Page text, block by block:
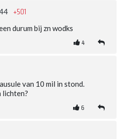
+501
durum bij zn wodks
4
van 10 mil in stond.
lichten?
6